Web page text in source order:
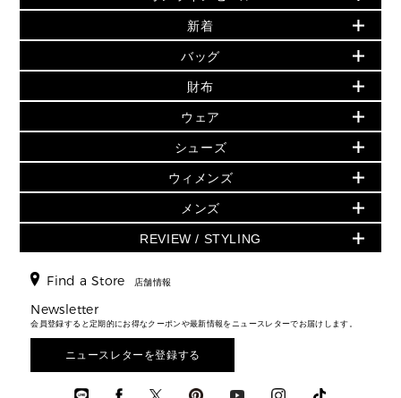
セールおすすめアイテム
▶ ウィメンズ
バッグ
小物
シューズ・靴
ウェア
アクセサリー
時計
▶ メンズ
バッグ
ウェア
アクセサリー
PRODUCT OF THE MONTH - 今月の特別価格
再値下げアイテム
追加アイテム
▶ ウィメンズすべて(ウェア・シューズ除く)
バッグ
財布・小物
ウェア
シューズ
時計・ジュエリー
アクセサリー
メンズ バッグ
メンズ 財布・小物
メンズ シューズ
新着
夏のスタイル
▶ すべて
▶ ウィメンズすべて
財布・小物
アクセサリー
フレグランス
シューズ
▶ メンズすべて
メンズ財布・小物
メンズアクセサリー
バッグ
人気の定番アイテム
日本限定 - バッグ
▶ ウィメンズすべて
トートバッグ
ショルダーバッグ
クロスボディ・斜め掛け
トラベル
3 IN 1 / 2 IN 1 バッグ
▶ メンズすべて
財布
日本限定 - 財布・小物
▶ ウィメンズすべて
GREENWICH
折り財布(二つ折り・三つ折り)
長財布
▶ メンズすべて
ウェア
▶ ウィメンズすべて
トップス
スカート・パンツ
ジャケット・アウター
▶ メンズすべて
シューズ
▶ ウィメンズすべて
サンダル
スニーカー
▶ メンズすべて
ウィメンズ
人気の定番アイテム
▶ ウィメンズすべて
▶ バッグすべて
通勤・通学アイテム
3 IN 1 バッグ
メンズ
▶ メンズすべて
財布・小物
時計・ジュエリー
REVIEW / STYLING
エディターレビュー
Find a Store 店舗情報
Newsletter
会員登録すると定期的にお得なクーポンや最新情報をニュースレターでお届けします。
ニュースレターを登録する